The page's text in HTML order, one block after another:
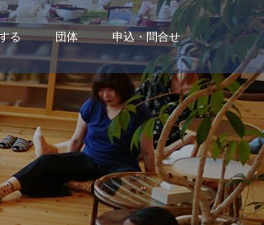
る 団体 申込・問合せ